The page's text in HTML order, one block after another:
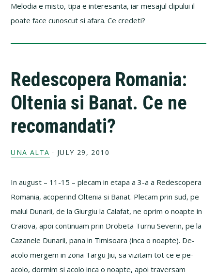
Melodia e misto, tipa e interesanta, iar mesajul clipului il
poate face cunoscut si afara. Ce credeti?
Redescopera Romania:
Oltenia si Banat. Ce ne
recomandati?
UNA ALTA · JULY 29, 2010
In august – 11-15 – plecam in etapa a 3-a a Redescopera
Romania, acoperind Oltenia si Banat. Plecam prin sud, pe
malul Dunarii, de la Giurgiu la Calafat, ne oprim o noapte in
Craiova, apoi continuam prin Drobeta Turnu Severin, pe la
Cazanele Dunarii, pana in Timisoara (inca o noapte). De-
acolo mergem in zona Targu Jiu, sa vizitam tot ce e pe-
acolo, dormim si acolo inca o noapte, apoi traversam